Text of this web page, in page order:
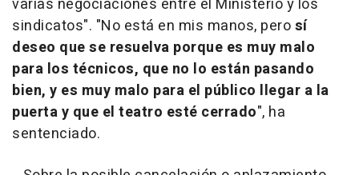
varias negociaciones entre el Ministerio y los
sindicatos". "No está en mis manos, perosí
deseo que se resuelva porque es muy malo
para los técnicos, que no lo están pasando
bien, y es muy malo para el público llegar a la
puerta y que el teatro esté cerrado", ha
sentenciado.